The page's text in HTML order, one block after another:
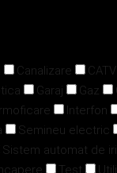
Canalizare CATV
Garaj Gaz
Interfon
Semineu electric
Sistem automat de
Test